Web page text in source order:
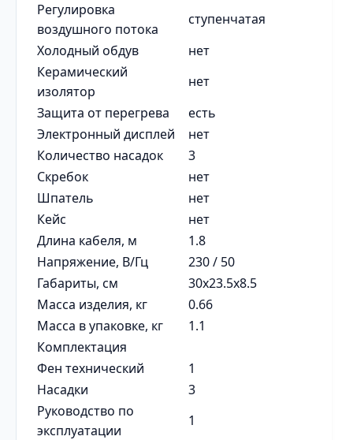
Регулировка
воздушного потока
ступенчатая
Холодный обдув
нет
Керамический
изолятор
нет
Защита от перегрева
есть
Электронный дисплей
нет
Количество насадок
3
Скребок
нет
Шпатель
нет
Кейс
нет
Длина кабеля, м
1.8
Напряжение, В/Гц
230 / 50
Габариты, см
30x23.5x8.5
Масса изделия, кг
0.66
Масса в упаковке, кг
1.1
Комплектация
Фен технический
1
Насадки
3
Руководство по
эксплуатации
1